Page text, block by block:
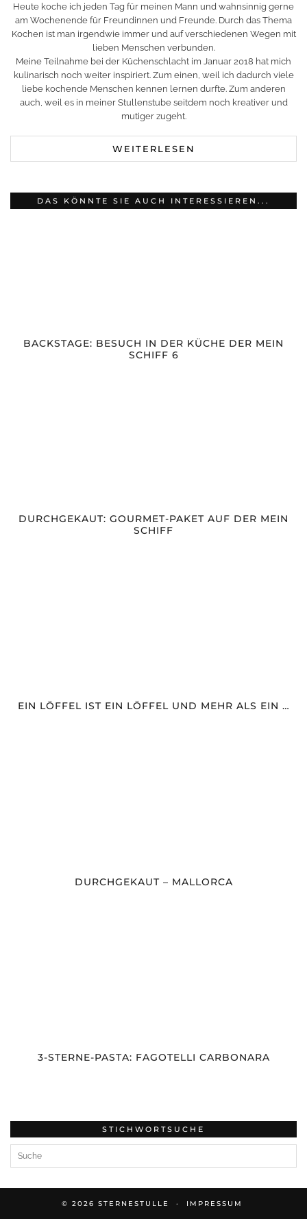
Heute koche ich jeden Tag für meinen Mann und wahnsinnig gerne
am Wochenende für Freundinnen und Freunde. Durch das Thema
Kochen ist man irgendwie immer und auf verschiedenen Wegen mit
lieben Menschen verbunden.
Meine Teilnahme bei der Küchenschlacht im Januar 2018 hat mich
kulinarisch noch weiter inspiriert. Zum einen, weil ich dadurch viele
liebe kochende Menschen kennen lernen durfte. Zum anderen
auch, weil es in meiner Stullenstube seitdem noch kreativer und
mutiger zugeht.
WEITERLESEN
DAS KÖNNTE SIE AUCH INTERESSIEREN...
BACKSTAGE: BESUCH IN DER KÜCHE DER MEIN
SCHIFF 6
DURCHGEKAUT: GOURMET-PAKET AUF DER MEIN
SCHIFF
EIN LÖFFEL IST EIN LÖFFEL UND MEHR ALS EIN …
DURCHGEKAUT – MALLORCA
3-STERNE-PASTA: FAGOTELLI CARBONARA
STICHWORTSUCHE
© 2026 STERNESTULLE IMPRESSUM